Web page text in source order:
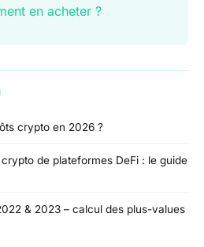
en acheter ?
crypto en 2026 ?
de plateformes DeFi : le guide
& 2023 – calcul des plus-values